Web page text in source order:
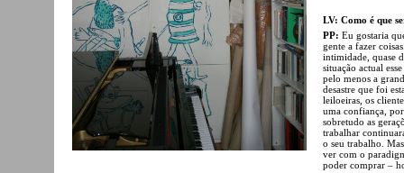
LV: Como é que
PP: Eu gostaria
gente a fazer
intimidade, quase
situação actual
pelo menos a
desastre que foi
leiloeiras, os
uma confiança,
sobretudo as
trabalhar
o seu trabalho.
ver com o
poder comprar –